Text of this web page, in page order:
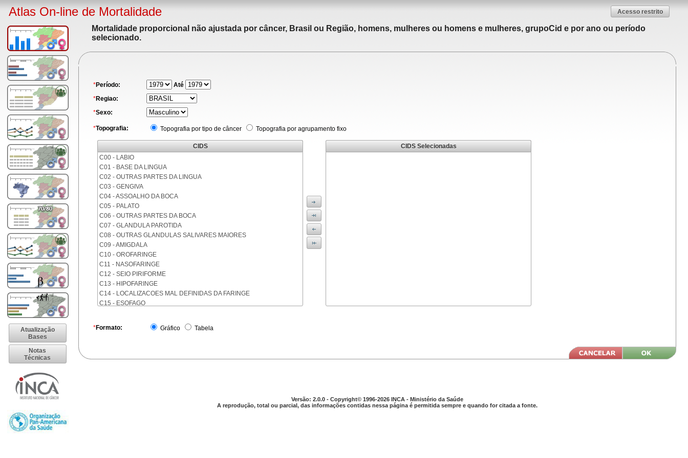
Atlas On-line de Mortalidade Acesso restrito
Atualização
Bases
Notas
Técnicas
Mortalidade proporcional não ajustada por câncer, Brasil ou Região, homens, mulheres ou homens e mulheres, grupoCid e por ano ou período
selecionado.
*Período:
Até
*Regiao:
*Sexo:
*Topografia: Topografia por tipo de câncer Topografia por agrupamento fixo
CIDS
C00 - LABIO
C01 - BASE DA LINGUA
C02 - OUTRAS PARTES DA LINGUA
C03 - GENGIVA
C04 - ASSOALHO DA BOCA
C05 - PALATO
C06 - OUTRAS PARTES DA BOCA
C07 - GLANDULA PAROTIDA
C08 - OUTRAS GLANDULAS SALIVARES MAIORES
C09 - AMIGDALA
C10 - OROFARINGE
C11 - NASOFARINGE
C12 - SEIO PIRIFORME
C13 - HIPOFARINGE
C14 - LOCALIZACOES MAL DEFINIDAS DA FARINGE
C15 - ESOFAGO
C17 - INTESTINO DELGADO
C21 - ANUS E CANAL ANAL
C26 - LOCALIZACOES MAL DEFINIDAS NO APARELHO DIGESTIVO
CIDS Selecionadas
*Formato: Gráfico Tabela
Versão: 2.0.0 - Copyright© 1996-2026 INCA - Ministério da Saúde
A reprodução, total ou parcial, das informações contidas nessa página é permitida sempre e quando for citada a fonte.